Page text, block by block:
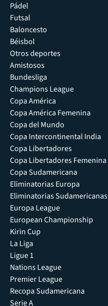
Pádel
Futsal
Baloncesto
Béisbol
Otros deportes
Amistosos
Bundesliga
Champions League
Copa América
Copa América Femenina
Copa del Mundo
Copa Intercontinental India
Copa Libertadores
Copa Libertadores Femenina
Copa Sudamericana
Eliminatorias Europa
Eliminatorias Sudamericanas
Europa League
European Championship
Kirin Cup
La Liga
Ligue 1
Nations League
Premier League
Recopa Sudamericana
Serie A